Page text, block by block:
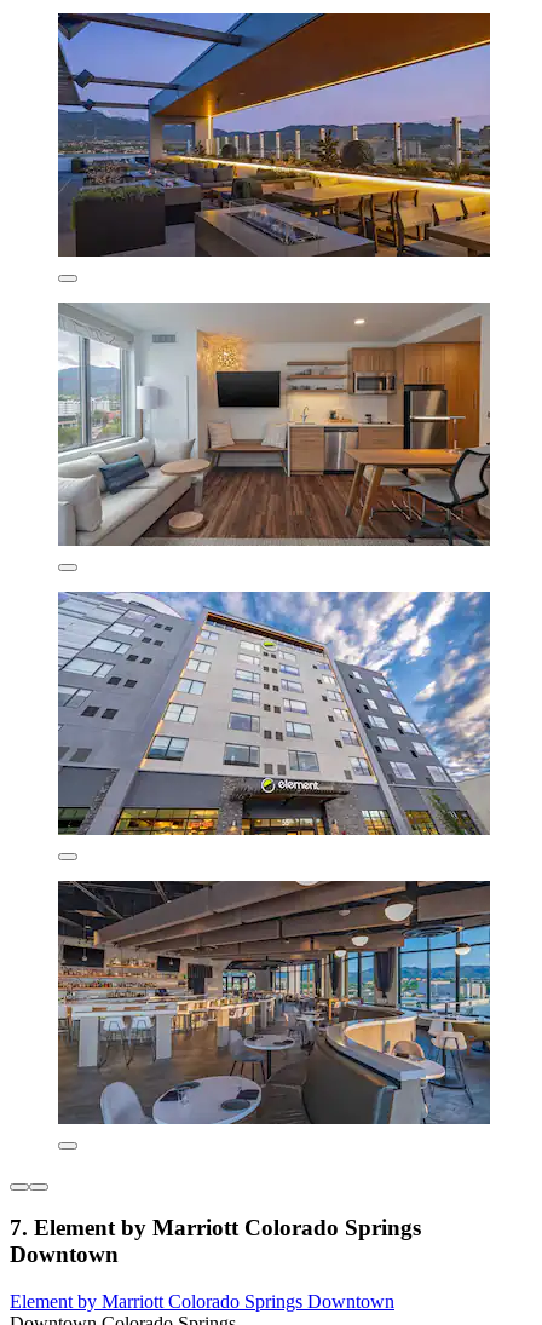
7. Element by Marriott Colorado Springs
Downtown
Element by Marriott Colorado Springs Downtown